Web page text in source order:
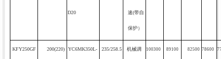
D20 速(带自
保护）
KFY250GF 200(220) YC6MK350L- 235/258.5 机械调 100300 89100 82500 78600